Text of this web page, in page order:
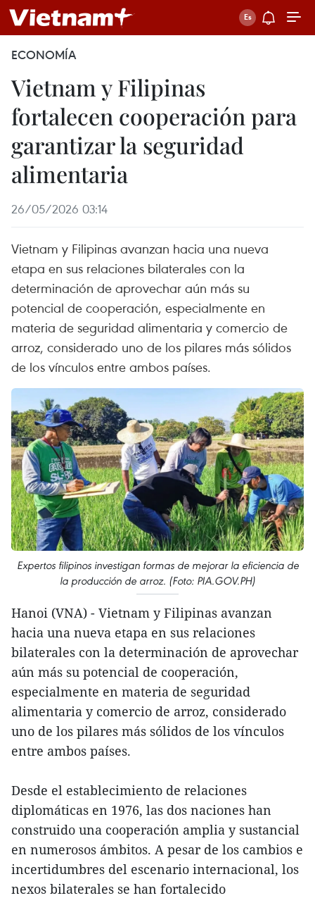
ECONOMÍA
Vietnam y Filipinas
fortalecen cooperación para
garantizar la seguridad
alimentaria
26/05/2026 03:14
Vietnam y Filipinas avanzan hacia una nueva
etapa en sus relaciones bilaterales con la
determinación de aprovechar aún más su
potencial de cooperación, especialmente en
materia de seguridad alimentaria y comercio de
arroz, considerado uno de los pilares más sólidos
de los vínculos entre ambos países.
Expertos filipinos investigan formas de mejorar la eficiencia de
la producción de arroz. (Foto: PIA.GOV.PH)
Hanoi (VNA) - Vietnam y Filipinas avanzan
hacia una nueva etapa en sus relaciones
bilaterales con la determinación de aprovechar
aún más su potencial de cooperación,
especialmente en materia de seguridad
alimentaria y comercio de arroz, considerado
uno de los pilares más sólidos de los vínculos
entre ambos países.
Desde el establecimiento de relaciones
diplomáticas en 1976, las dos naciones han
construido una cooperación amplia y sustancial
en numerosos ámbitos. A pesar de los cambios e
incertidumbres del escenario internacional, los
nexos bilaterales se han fortalecido